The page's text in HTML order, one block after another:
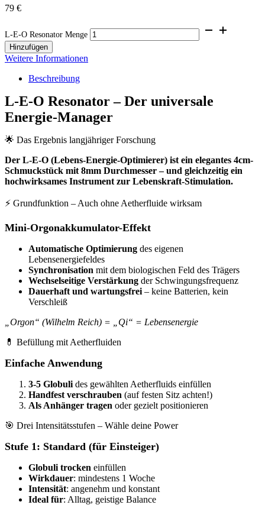
79 €
L-E-O Resonator Menge
Hinzufügen
Weitere Informationen
Beschreibung
L-E-O Resonator – Der universale
Energie-Manager
🌟 Das Ergebnis langjähriger Forschung
Der L-E-O (Lebens-Energie-Optimierer) ist ein elegantes 4cm-
Schmuckstück mit 8mm Durchmesser – und gleichzeitig ein
hochwirksames Instrument zur Lebenskraft-Stimulation.
⚡ Grundfunktion – Auch ohne Aetherfluide wirksam
Mini-Orgonakkumulator-Effekt
Automatische Optimierung des eigenen
Lebensenergiefeldes
Synchronisation mit dem biologischen Feld des Trägers
Wechselseitige Verstärkung der Schwingungsfrequenz
Dauerhaft und wartungsfrei – keine Batterien, kein
Verschleiß
„Orgon“ (Wilhelm Reich) = „Qi“ = Lebensenergie
💊 Befüllung mit Aetherfluiden
Einfache Anwendung
3-5 Globuli des gewählten Aetherfluids einfüllen
Handfest verschrauben (auf festen Sitz achten!)
Als Anhänger tragen oder gezielt positionieren
🎯 Drei Intensitätsstufen – Wähle deine Power
Stufe 1: Standard (für Einsteiger)
Globuli trocken einfüllen
Wirkdauer: mindestens 1 Woche
Intensität: angenehm und konstant
Ideal für: Alltag, geistige Balance